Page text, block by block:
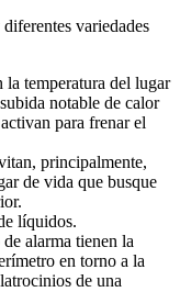
variedades
la temperatura del lugar
notable de calor
para frenar el
principalmente,
de vida que busque
líquidos.
alarma tienen la
en torno a la
de una